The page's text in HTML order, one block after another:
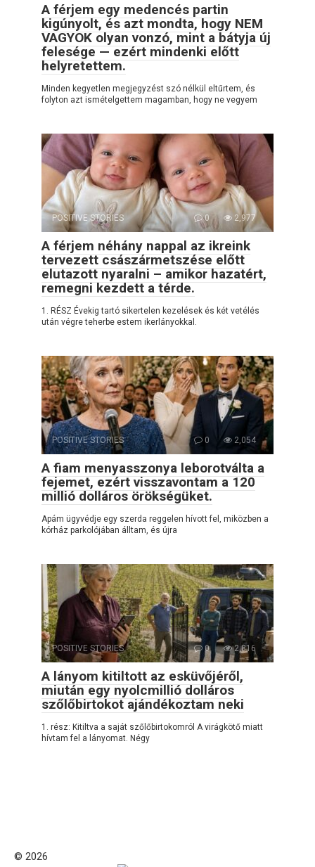
A férjem egy medencés partin
kigúnyolt, és azt mondta, hogy NEM
VAGYOK olyan vonzó, mint a bátyja új
felesége — ezért mindenki előtt
helyretettem.
Minden kegyetlen megjegyzést szó nélkül eltűrtem, és
folyton azt ismételgettem magamban, hogy ne vegyem
POSITIVE STORIES 0 2,977
A férjem néhány nappal az ikreink
tervezett császármetszése előtt
elutazott nyaralni – amikor hazatért,
remegni kezdett a térde.
1. RÉSZ Évekig tartó sikertelen kezelések és két vetélés
után végre teherbe estem ikerlányokkal.
POSITIVE STORIES 0 2,054
A fiam menyasszonya leborotválta a
fejemet, ezért visszavontam a 120
millió dolláros örökségüket.
Apám ügyvédje egy szerda reggelen hívott fel, miközben a
kórház parkolójában álltam, és újra
POSITIVE STORIES 0 2,816
A lányom kitiltott az esküvőjéről,
miután egy nyolcmillió dolláros
szőlőbirtokot ajándékoztam neki
1. rész: Kitiltva a saját szőlőbirtokomról A virágkötő miatt
hívtam fel a lányomat. Négy
© 2026